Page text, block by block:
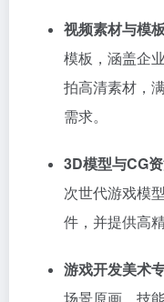
视频素材与模
模板，涵盖企
拍高清素材，
需求。
3D模型与CG
次世代游戏模
件，并提供高
游戏开发美术